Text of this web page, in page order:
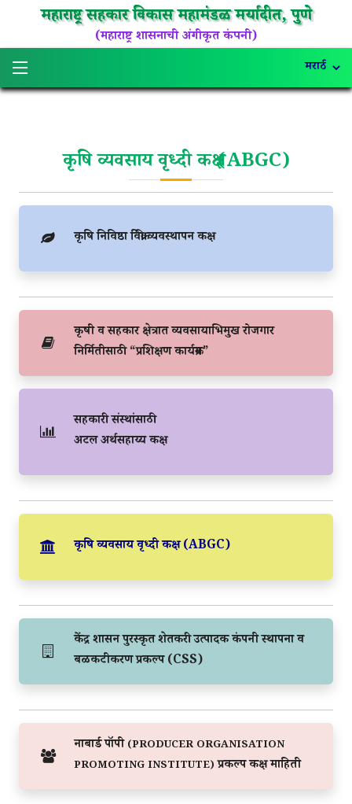
महाराष्ट्र सहकार विकास महामंडळ मर्यादीत, पुणे
(महाराष्ट्र शासनाची अंगीकृत कंपनी)
कृषि व्यवसाय वृध्दी कक्ष (ABGC)
कृषि निविष्ठा विक्री व्यवस्थापन कक्ष
कृषी व सहकार क्षेत्रात व्यवसायाभिमुख रोजगार
निर्मितीसाठी “प्रशिक्षण कार्यक्रम”
सहकारी संस्थांसाठी
अटल अर्थसहाय्य कक्ष
कृषि व्यवसाय वृध्दी कक्ष (ABGC)
केंद्र शासन पुरस्कृत शेतकरी उत्पादक कंपनी स्थापना व
बळकटीकरण प्रकल्प (CSS)
नाबार्ड पॉपी (PRODUCER ORGANISATION
PROMOTING INSTITUTE) प्रकल्प कक्ष माहिती